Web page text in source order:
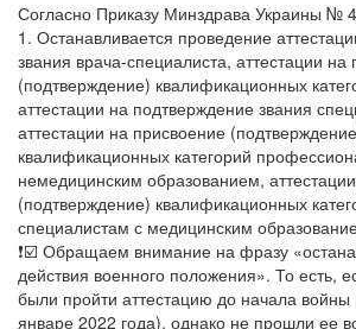
Согласно Приказу Минздрава Украины №
1. Останавливается проведение
звания врача-специалиста, аттестации на
(подтверждение) квалификационных
аттестации на подтверждение звания
аттестации на присвоение
квалификационных категорий
немедицинским образованием,
(подтверждение) квалификационных
специалистам с медицинским
❗️☑️ Обращаем внимание на фразу
действия военного положения». То есть,
были пройти аттестацию до начала
январе 2022 года), однако не прошли ее